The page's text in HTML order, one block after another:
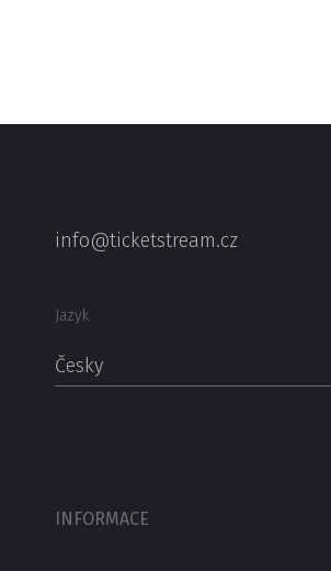
info@ticketstream.cz
Jazyk
Česky
INFORMACE